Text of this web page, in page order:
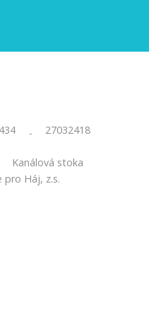
-
27032418
Kanálová stoka
pro Háj, z.s.